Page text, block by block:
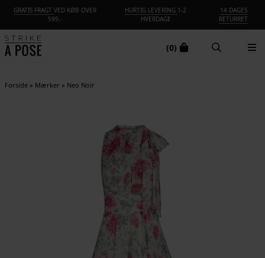
GRATIS FRAGT VED KØB OVER
599,-
HURTIG LEVERING 1-2
HVERDAGE
14 DAGES
RETURRET
(0)
Forside» Mærker » Neo Noir